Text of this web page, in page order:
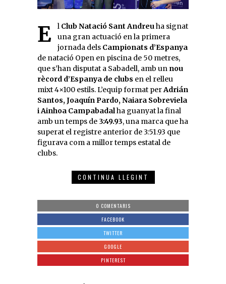
El Club Natació Sant Andreuha signat
una gran actuació en la primera
jornada dels Campionats d’Espanya
de natació Open en piscina de 50 metres,
que s’han disputat a Sabadell, amb un nou
rècord d’Espanya de clubs en el relleu
mixt 4×100 estils. L’equip format perAdrián
Santos, Joaquín Pardo, Naiara Sobreviela
i Ainhoa Campabadalha guanyat la final
amb un temps de 3:49.93, una marca que ha
superat el registre anterior de 3:51.93 que
figurava com a millor temps estatal de
clubs.
CONTINUA LLEGINT
0 COMENTARIS
FACEBOOK
TWITTER
GOOGLE
PINTEREST